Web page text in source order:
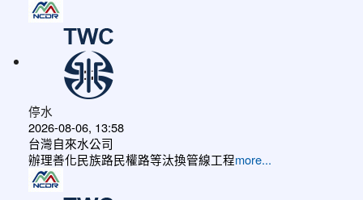
停水
2026-08-06, 13:58
台灣自來水公司
辦理善化民族路民權路等汰換管線工程more...